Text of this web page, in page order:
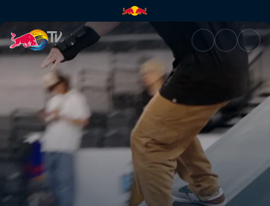
Jamie Foy in Tokio | Red Bull